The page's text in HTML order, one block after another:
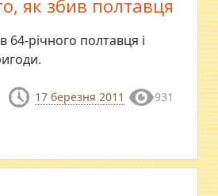
як збив полтавця
64-річного полтавця і
17 березня 2011 931